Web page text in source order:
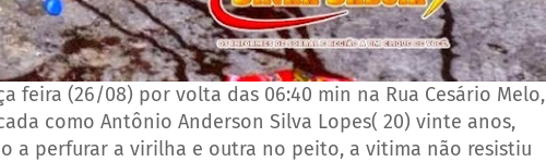
feira (26/08) por volta das 06:40 min na Rua Cesário Melo,
como Antônio Anderson Silva Lopes( 20) vinte anos,
a perfurar a virilha e outra no peito, a vitima não resistiu